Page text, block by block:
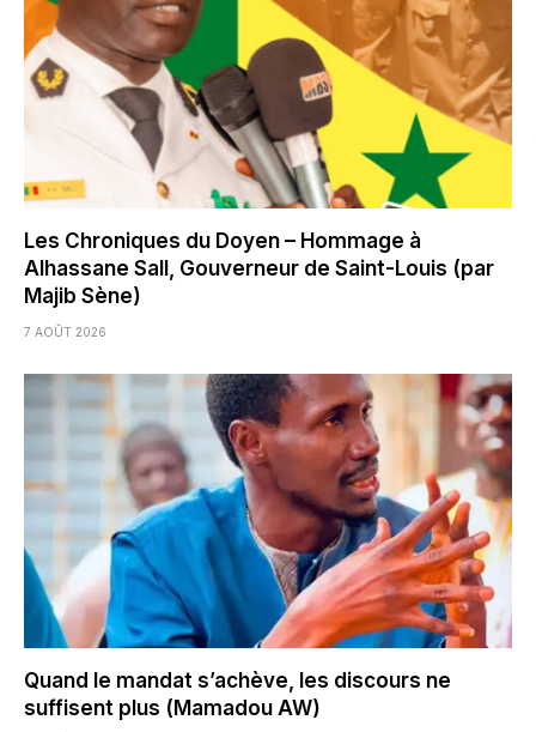
Les Chroniques du Doyen – Hommage à
Alhassane Sall, Gouverneur de Saint-Louis (par
Majib Sène)
7 AOÛT 2026
Quand le mandat s’achève, les discours ne
suffisent plus (Mamadou AW)